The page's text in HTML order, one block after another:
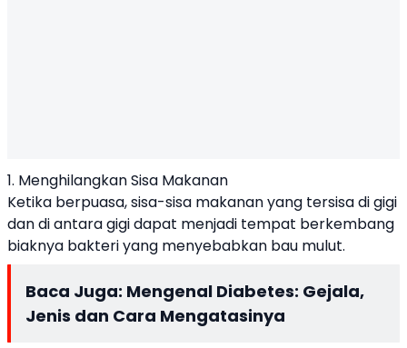
1. Menghilangkan Sisa Makanan
Ketika berpuasa, sisa-sisa makanan yang tersisa di gigi
dan di antara gigi dapat menjadi tempat berkembang
biaknya bakteri yang menyebabkan bau mulut.
Baca Juga: Mengenal Diabetes: Gejala,
Jenis dan Cara Mengatasinya